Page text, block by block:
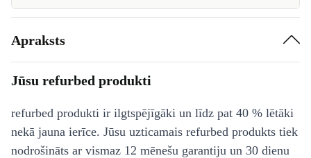
Apraksts
Jūsu refurbed produkti
refurbed produkti ir ilgtspējīgāki un līdz pat 40 % lētāki
nekā jauna ierīce. Jūsu uzticamais refurbed produkts tiek
nodrošināts ar vismaz 12 mēnešu garantiju un 30 dienu